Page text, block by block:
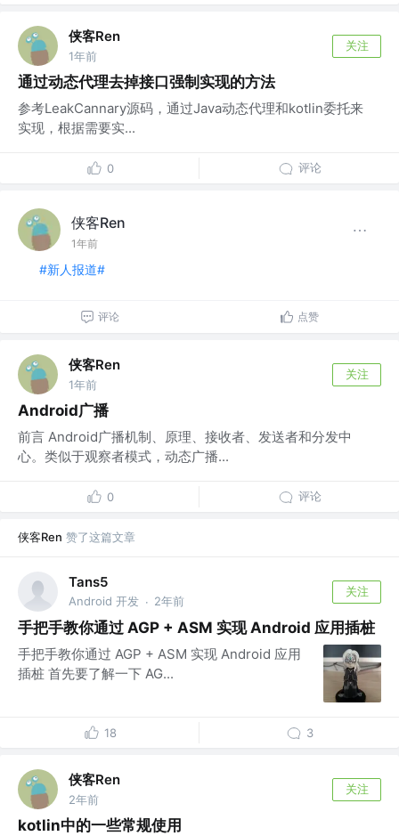
侠客Ren
1年前
关注
通过动态代理去掉接口强制实现的方法
参考LeakCannary源码，通过Java动态代理和kotlin委托来
实现，根据需要实...
0 评论
侠客Ren
1年前
#新人报道#
评论 点赞
侠客Ren
1年前
关注
Android广播
前言 Android广播机制、原理、接收者、发送者和分发中
心。类似于观察者模式，动态广播...
0 评论
侠客Ren 赞了这篇文章
Tans5
Android 开发 · 2年前
关注
手把手教你通过 AGP + ASM 实现 Android 应用插桩
手把手教你通过 AGP + ASM 实现 Android 应用
插桩 首先要了解一下 AG...
18 3
侠客Ren
2年前
关注
kotlin中的一些常规使用